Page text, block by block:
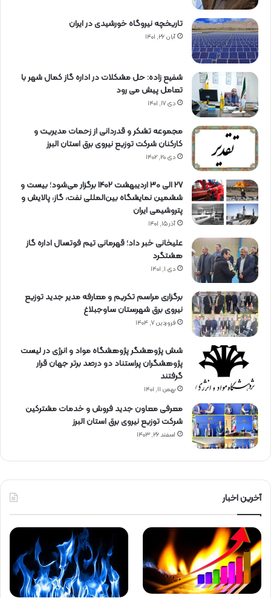
تاریخچه نیروگاه خورشیدی در ایران
آبان ۲۶, ۱۴۰۱
شفیع زاده: حل مشکلات در اداره گاز کمال شهر با
تعامل پیش می رود
دی ۱۷, ۱۴۰۱
مجموعه تشکر و قدردانی از زحمات مدیریت و
کارکنان شرکت توزیع نیروی برق استان البرز
دی ۲۰, ۱۴۰۲
27 الی 30 اردیبهشت 1402 برگزار می‌شود؛ بیست و
ششمین نمایشگاه بین‌المللی نفت، گاز، پالایش و
پتروشیمی ایران
آذر ۱۵, ۱۴۰۱
علیخانی خبر داد؛ قهرمانی تیم فوتسال اداره گاز
هشتگرد
دی ۱, ۱۴۰۱
برگزاری مراسم تكریم و معارفه مدیر جدید توزیع
نیروی برق شهرستان ساوجبلاغ
فروردین ۷, ۱۴۰۴
شش پژوهشگر پژوهشگاه مواد و انرژی در لیست
پژوهشگران پراستناد دو درصد برتر جهان قرار
گرفتند
بهمن ۱۱, ۱۴۰۱
معرفی معاون جدید فروش و خدمات مشتركین
شركت توزیع نیروی برق استان البرز
اسفند ۲۶, ۱۴۰۳
آخرین اخبار